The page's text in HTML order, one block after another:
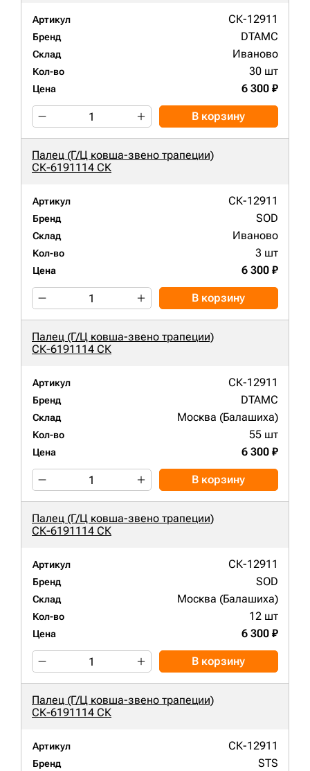
Артикул СК-12911
Бренд DTAMC
Склад Иваново
Кол-во 30 шт
Цена 6 300 ₽
В корзину
Палец (Г/Ц ковша-звено трапеции)
СК-6191114 СК
Артикул СК-12911
Бренд SOD
Склад Иваново
Кол-во 3 шт
Цена 6 300 ₽
В корзину
Палец (Г/Ц ковша-звено трапеции)
СК-6191114 СК
Артикул СК-12911
Бренд DTAMC
Склад Москва (Балашиха)
Кол-во 55 шт
Цена 6 300 ₽
В корзину
Палец (Г/Ц ковша-звено трапеции)
СК-6191114 СК
Артикул СК-12911
Бренд SOD
Склад Москва (Балашиха)
Кол-во 12 шт
Цена 6 300 ₽
В корзину
Палец (Г/Ц ковша-звено трапеции)
СК-6191114 СК
Артикул СК-12911
Бренд STS